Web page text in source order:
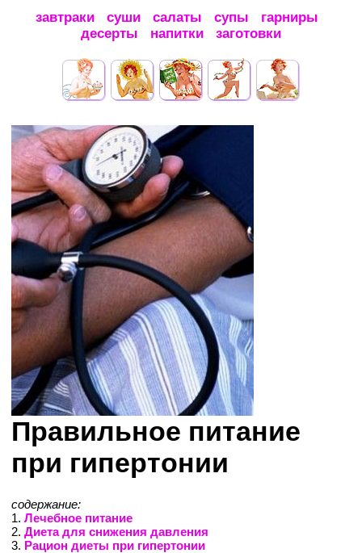
завтраки суши салаты супы
гарниры
десерты
напитки заготовки
Правильное питание
при гипертонии
содержание:
1. Лечебное питание
2. Диета для снижения давления
3. Рацион диеты при гипертонии